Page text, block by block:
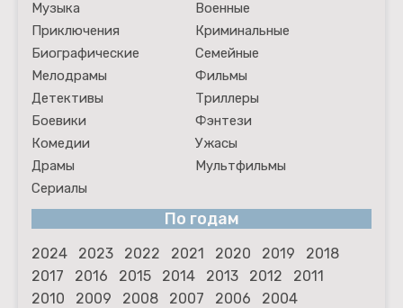
Музыка
Военные
Приключения
Криминальные
Биографические
Семейные
Мелодрамы
Фильмы
Детективы
Триллеры
Боевики
Фэнтези
Комедии
Ужасы
Драмы
Мультфильмы
Сериалы
По годам
2024 2023 2022 2021 2020 2019
2018
2017
2016 2015 2014 2013 2012
2011
2010
2009 2008 2007 2006 2004